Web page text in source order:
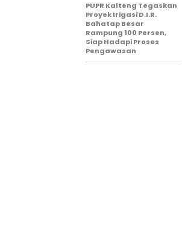
PUPR Kalteng Tegaskan
Proyek Irigasi D.I.R.
Bahatap Besar
Rampung 100 Persen,
Siap Hadapi Proses
Pengawasan